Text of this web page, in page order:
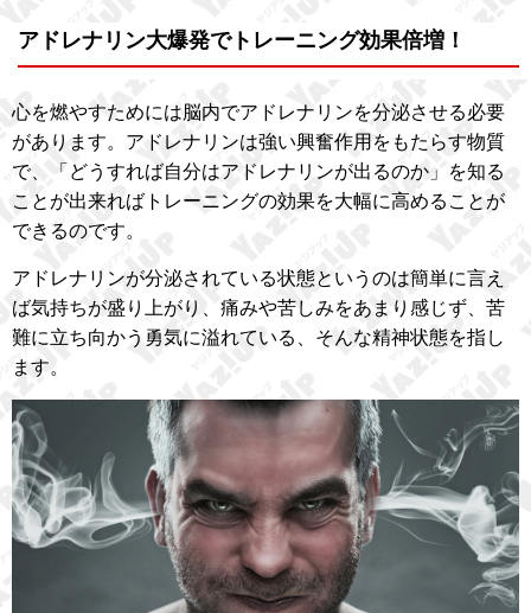
アドレナリン大爆発でトレーニング効果倍増！
心を燃やすためには脳内でアドレナリンを分泌させる必要
があります。アドレナリンは強い興奮作用をもたらす物質
で、「どうすれば自分はアドレナリンが出るのか」を知る
ことが出来ればトレーニングの効果を大幅に高めることが
できるのです。
アドレナリンが分泌されている状態というのは簡単に言え
ば気持ちが盛り上がり、痛みや苦しみをあまり感じず、苦
難に立ち向かう勇気に溢れている、そんな精神状態を指し
ます。